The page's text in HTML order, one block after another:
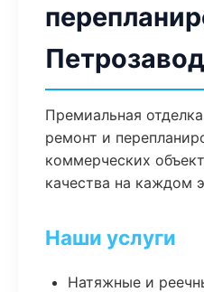
Премиальная
ремонт и
коммерческих
качества на каждом
Наши услуги
Натяжные и